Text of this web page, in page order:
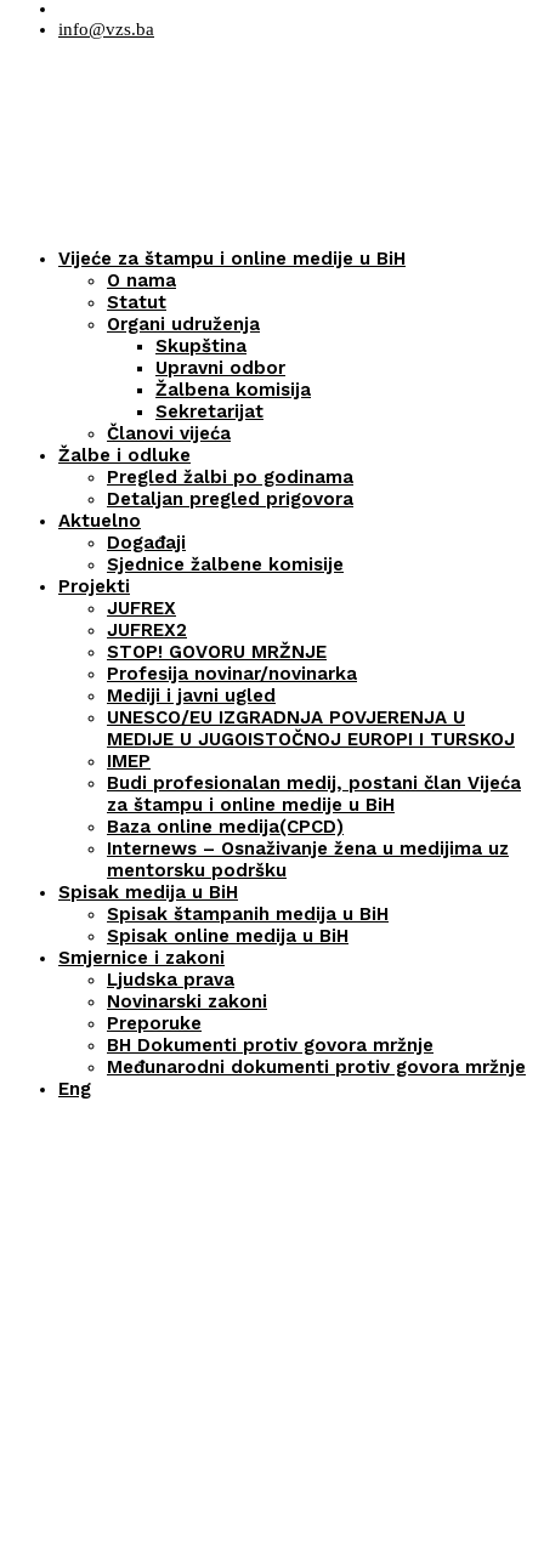
info@vzs.ba
Vijeće za štampu i online medije u BiH
O nama
Statut
Organi udruženja
Skupština
Upravni odbor
Žalbena komisija
Sekretarijat
Članovi vijeća
Žalbe i odluke
Pregled žalbi po godinama
Detaljan pregled prigovora
Aktuelno
Događaji
Sjednice žalbene komisije
Projekti
JUFREX
JUFREX2
STOP! GOVORU MRŽNJE
Profesija novinar/novinarka
Mediji i javni ugled
UNESCO/EU IZGRADNJA POVJERENJA U
MEDIJE U JUGOISTOČNOJ EUROPI I TURSKOJ
IMEP
Budi profesionalan medij, postani član Vijeća
za štampu i online medije u BiH
Baza online medija(CPCD)
Internews – Osnaživanje žena u medijima uz
mentorsku podršku
Spisak medija u BiH
Spisak štampanih medija u BiH
Spisak online medija u BiH
Smjernice i zakoni
Ljudska prava
Novinarski zakoni
Preporuke
BH Dokumenti protiv govora mržnje
Međunarodni dokumenti protiv govora mržnje
Eng